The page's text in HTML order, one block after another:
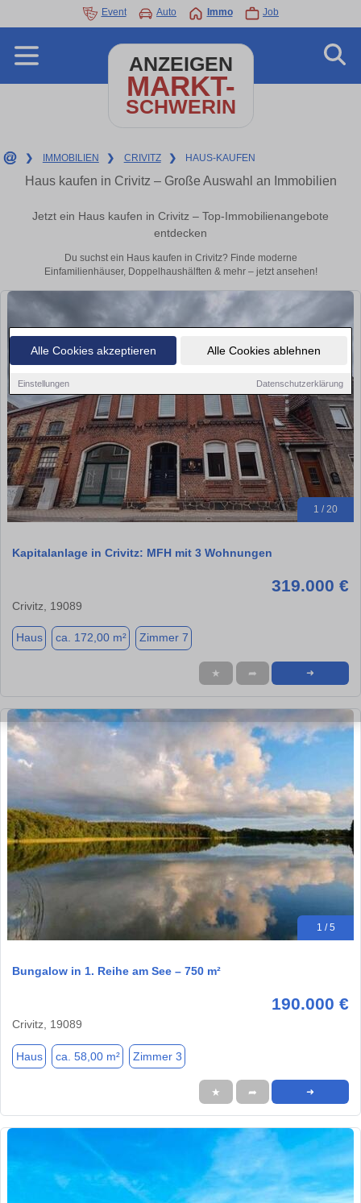
Alle Cookies akzeptieren Alle Cookies ablehnen
Einstellungen Datenschutzerklärung
Event Auto Immo Job
ANZEIGEN
MARKT-
SCHWERIN
❯ IMMOBILIEN ❯ CRIVITZ ❯ HAUS-KAUFEN
Haus kaufen in Crivitz – Große Auswahl an Immobilien
Jetzt ein Haus kaufen in Crivitz – Top-Immobilienangebote
entdecken
Du suchst ein Haus kaufen in Crivitz? Finde moderne
Einfamilienhäuser, Doppelhaushälften & mehr – jetzt ansehen!
1 / 20
Kapitalanlage in Crivitz: MFH mit 3 Wohnungen
319.000 €
Crivitz, 19089
Haus ca. 172,00 m² Zimmer 7
★ ➦ ➜
1 / 5
Bungalow in 1. Reihe am See – 750 m²
190.000 €
Crivitz, 19089
Haus ca. 58,00 m² Zimmer 3
★ ➦ ➜